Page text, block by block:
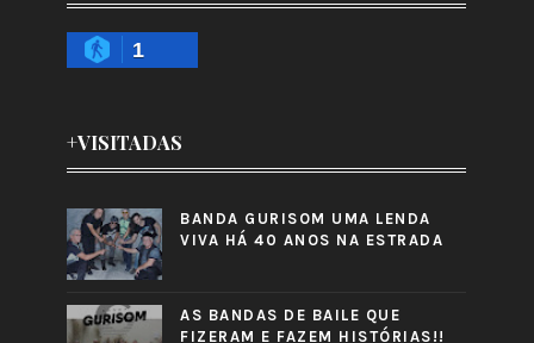
1
+VISITADAS
BANDA GURISOM UMA LENDA
VIVA HÁ 40 ANOS NA ESTRADA
AS BANDAS DE BAILE QUE
FIZERAM E FAZEM HISTÓRIAS!!